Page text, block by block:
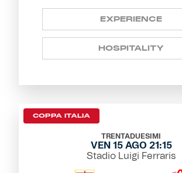
EXPERIENCE
HOSPITALITY
COPPA ITALIA
TRENTADUESIMI
VEN 15 AGO 21:15
Stadio Luigi Ferraris